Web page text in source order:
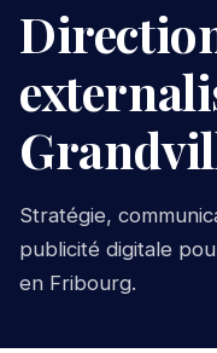
Stratégie,
publicité digitale
en Fribourg.